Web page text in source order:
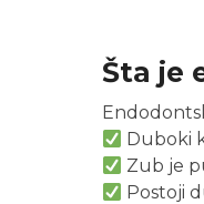
Šta je
Duboki
Zub je
Postoji